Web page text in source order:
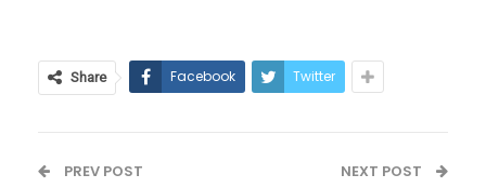
Share Facebook Twitter
PREV POST NEXT POST